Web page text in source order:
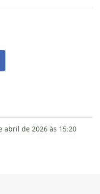
abril de 2026 às 15:20